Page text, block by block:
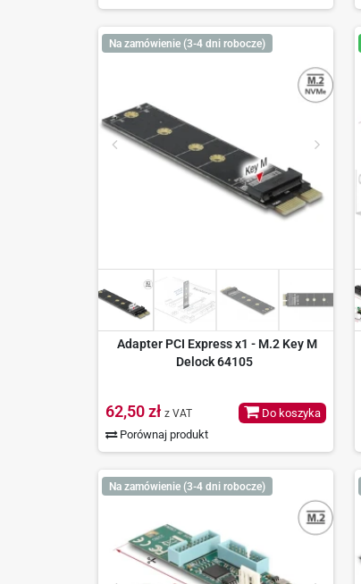
Na zamówienie (3-4 dni robocze)
Adapter PCI Express x1 - M.2 Key M
Delock 64105
62,50 zł z VAT
Porównaj produkt
Do koszyka
Na zamówienie (3-4 dni robocze)